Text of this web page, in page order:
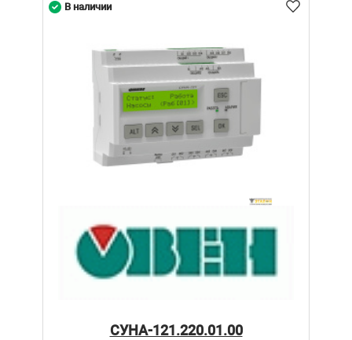
СУНА-121.220.01.00
В наличии